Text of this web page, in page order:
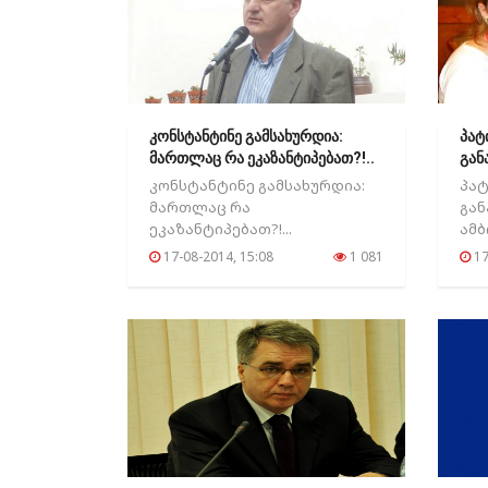
კონსტანტინე გამსახურდია:
მართლაც რა ეკაზანტიპებათ?!..
კონსტანტინე გამსახურდია:
მართლაც რა
ეკაზანტიპებათ?!...
17-08-2014, 15:08 1 081